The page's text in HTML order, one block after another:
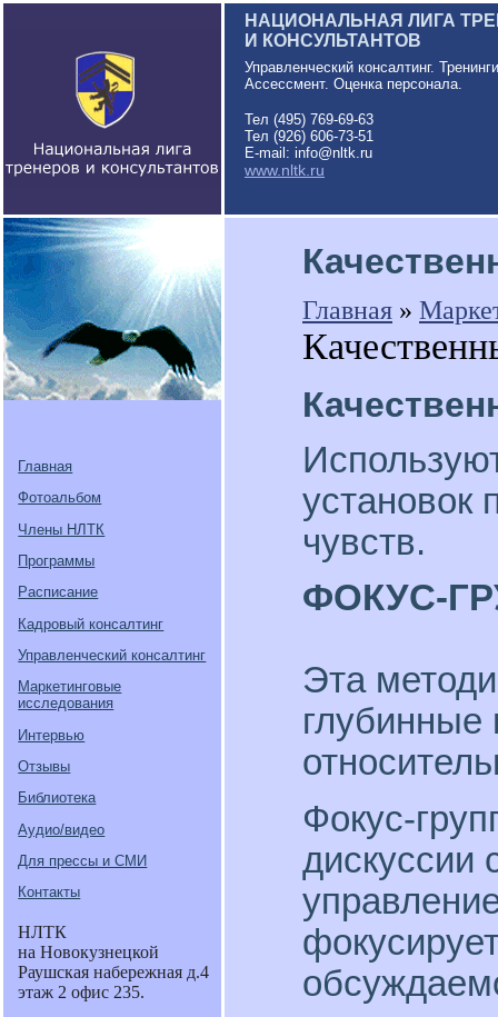
НАЦИОНАЛЬНАЯ ЛИГА
И КОНСУЛЬТАНТОВ
Управленческий консалтинг.
Ассессмент. Оценка персонала.
Тел (495) 769-69-63
Тел (926) 606-73-51
E-mail: info@nltk.ru
www.nltk.ru
Главная
Фотоальбом
Члены НЛТК
Программы
Расписание
Кадровый консалтинг
Управленческий консалтинг
Маркетинговые
исследования
Интервью
Отзывы
Библиотека
Аудио/видео
Для прессы и СМИ
Контакты
НЛТК
на Новокузнецкой
Раушская набережная д.4
этаж 2 офис 235.
Главная »
установок
чувств.
ФОКУС-
Эта
глубинные
Фокус-
дискуссии